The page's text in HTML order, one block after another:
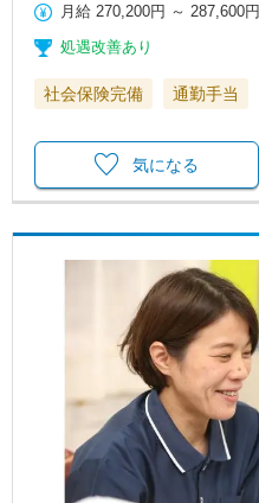
月給 270,200円 ～ 287,600円
処遇改善あり
社会保険完備 通勤手当
気になる